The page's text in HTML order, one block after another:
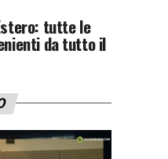
tutte le
da tutto il